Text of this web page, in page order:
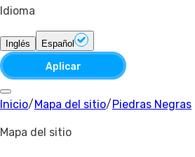
Idioma
Inglés Español
Aplicar
Inicio/ Mapa del sitio/ Piedras Negras
Mapa del sitio